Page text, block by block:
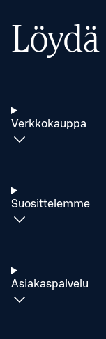
Löydä
Verkkokauppa
Suosittelemme
Asiakaspalvelu